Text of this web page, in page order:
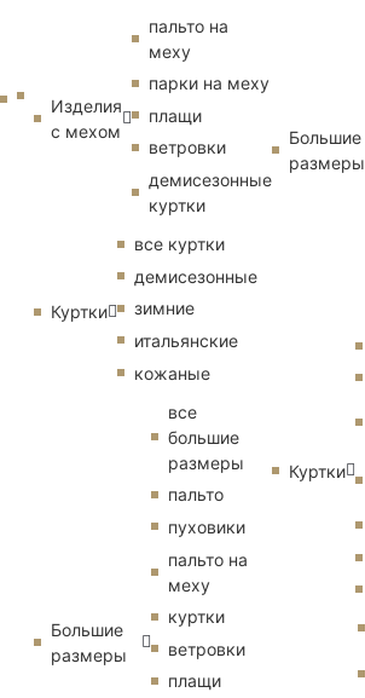
Изделия
с мехом
пальто на
меху
парки на меху
плащи
ветровки
демисезонные
куртки
Куртки
все куртки
демисезонные
зимние
итальянские
кожаные
Большие
размеры
все
большие
размеры
пальто
пуховики
пальто на
меху
куртки
ветровки
плащи
Большие
размеры
Куртки